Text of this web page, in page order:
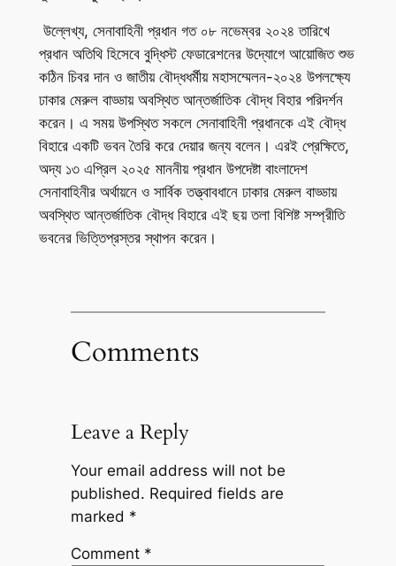
উল্লেখ্য, সেনাবাহিনী প্রধান গত ০৮ নভেম্বর ২০২৪ তারিখে
প্রধান অতিথি হিসেবে বুদ্ধিস্ট ফেডারেশনের উদ্যোগে আয়োজিত শুভ
কঠিন চিবর দান ও জাতীয় বৌদ্ধধর্মীয় মহাসম্মেলন-২০২৪ উপলক্ষ্যে
ঢাকার মেরুল বাড্ডায় অবস্থিত আন্তর্জাতিক বৌদ্ধ বিহার পরিদর্শন
করেন। এ সময় উপস্থিত সকলে সেনাবাহিনী প্রধানকে এই বৌদ্ধ
বিহারে একটি ভবন তৈরি করে দেয়ার জন্য বলেন। এরই প্রেক্ষিতে,
অদ্য ১৩ এপ্রিল ২০২৫ মাননীয় প্রধান উপদেষ্টা বাংলাদেশ
সেনাবাহিনীর অর্থায়নে ও সার্বিক তত্ত্বাবধানে ঢাকার মেরুল বাড্ডায়
অবস্থিত আন্তর্জাতিক বৌদ্ধ বিহারে এই ছয় তলা বিশিষ্ট সম্প্রীতি
ভবনের ভিত্তিপ্রস্তর স্থাপন করেন।
Comments
Leave a Reply
Your email address will not be
published. Required fields are
marked *
Comment *